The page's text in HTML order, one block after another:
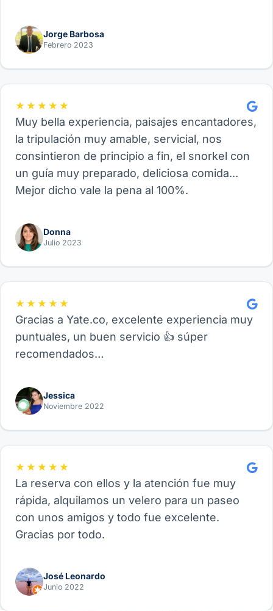
Jorge Barbosa
Febrero 2023
★★★★★
Muy bella experiencia, paisajes encantadores,
la tripulación muy amable, servicial, nos
consintieron de principio a fin, el snorkel con
un guía muy preparado, deliciosa comida...
Mejor dicho vale la pena al 100%.
Donna
Julio 2023
★★★★★
Gracias a Yate.co, excelente experiencia muy
puntuales, un buen servicio 👍 súper
recomendados…
Jessica
Noviembre 2022
★★★★★
La reserva con ellos y la atención fue muy
rápida, alquilamos un velero para un paseo
con unos amigos y todo fue excelente.
Gracias por todo.
José Leonardo
Junio 2022